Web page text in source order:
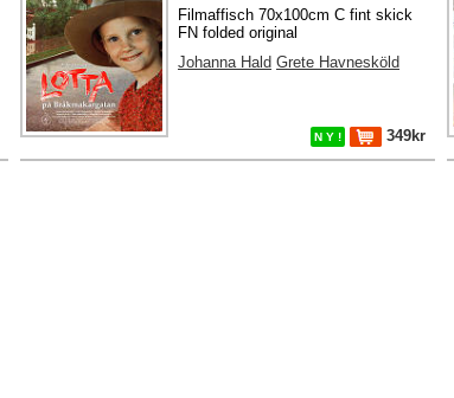
Filmaffisch 70x100cm C fint skick
FN folded original
Johanna Hald Grete Havnesköld
N Y ! 349kr